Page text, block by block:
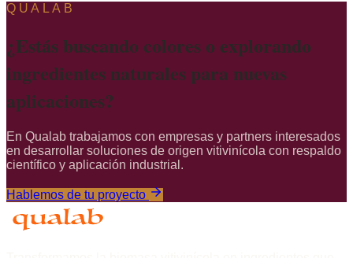
QUALAB
¿Estás buscando colores o explorando
ingredientes naturales para nuevas
aplicaciones?
En Qualab trabajamos con empresas y partners interesados
en desarrollar soluciones de origen vitivinícola con respaldo
científico y aplicación industrial.
Hablemos de tu proyecto